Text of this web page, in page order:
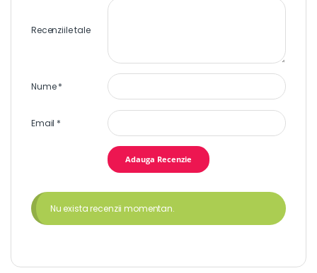
Recenziile tale
Nume*
Email *
Nu exista recenzii momentan.